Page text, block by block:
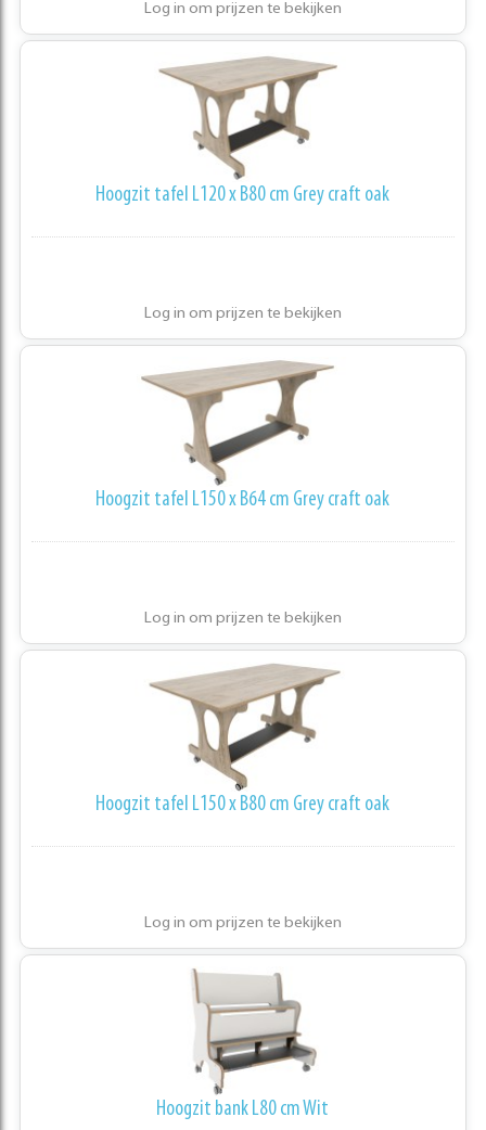
Log in om prijzen te bekijken
Hoogzit tafel L120 x B80 cm Grey craft oak
Log in om prijzen te bekijken
Hoogzit tafel L150 x B64 cm Grey craft oak
Log in om prijzen te bekijken
Hoogzit tafel L150 x B80 cm Grey craft oak
Log in om prijzen te bekijken
Hoogzit bank L80 cm Wit